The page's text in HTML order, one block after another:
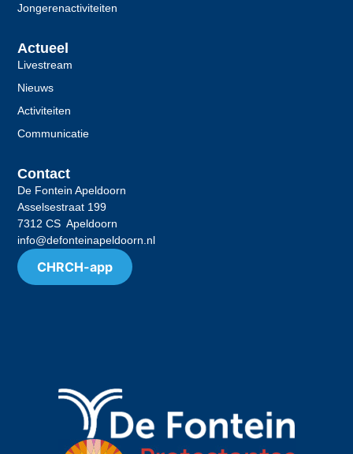
Jongerenactiviteiten
Actueel
Livestream
Nieuws
Activiteiten
Communicatie
Contact
De Fontein Apeldoorn
Asselsestraat 199
7312 CS Apeldoorn
info@defonteinapeldoorn.nl
CHRCH-app